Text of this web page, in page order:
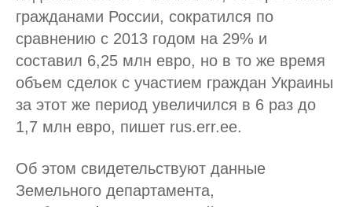
гражданами России, сократился по
сравнению с 2013 годом на 29% и
составил 6,25 млн евро, но в то же время
объем сделок с участием граждан Украины
за этот же период увеличился в 6 раз до
1,7 млн евро, пишет rus.err.ee.
Об этом свидетельствуют данные
Земельного департамента,